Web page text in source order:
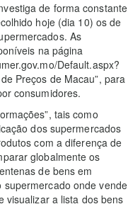
de forma constante
hoje (dia 10) os de
As
na página
Default.aspx?
Preços de Macau”, para
consumidores.
tais como
dos supermercados
com a diferença de
globalmente os
de bens em
onde vende
visualizar a lista dos bens